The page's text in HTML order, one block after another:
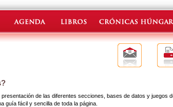
de las diferentes secciones, bases de datos y juegos
guía fácil y sencilla de toda la página.